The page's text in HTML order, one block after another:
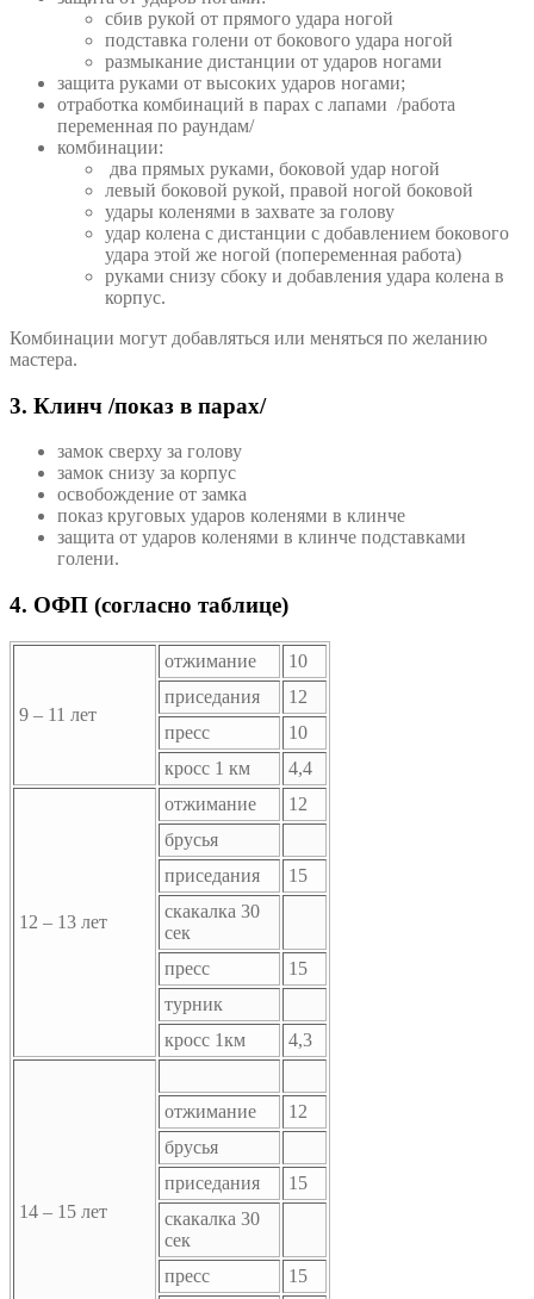
сбив рукой от прямого удара ногой
подставка голени от бокового удара ногой
размыкание дистанции от ударов ногами
защита руками от высоких ударов ногами;
отработка комбинаций в парах с лапами /работа
переменная по раундам/
комбинации:
два прямых руками, боковой удар ногой
левый боковой рукой, правой ногой боковой
удары коленями в захвате за голову
удар колена с дистанции с добавлением бокового
удара этой же ногой (попеременная работа)
руками снизу сбоку и добавления удара колена в
корпус.
Комбинации могут добавляться или меняться по желанию
мастера.
3. Клинч /показ в парах/
замок сверху за голову
замок снизу за корпус
освобождение от замка
показ круговых ударов коленями в клинче
защита от ударов коленями в клинче подставками
голени.
4. ОФП (согласно таблице)
9 – 11 лет
отжимание
10
приседания
12
пресс
10
кросс 1 км
4,4
12 – 13 лет
отжимание
12
брусья
приседания
15
скакалка 30
сек
пресс
15
турник
кросс 1км
4,3
14 – 15 лет
отжимание
12
брусья
приседания
15
скакалка 30
сек
пресс
15